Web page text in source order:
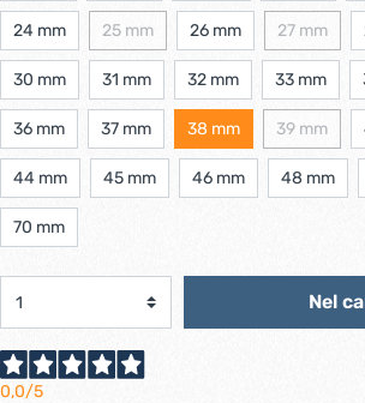
24 mm 25 mm 26 mm 27 mm
30 mm 31 mm 32 mm 33 mm
36 mm 37 mm 38 mm 39 mm
44 mm 45 mm 46 mm 48 mm
70 mm
Nel
0,0/5